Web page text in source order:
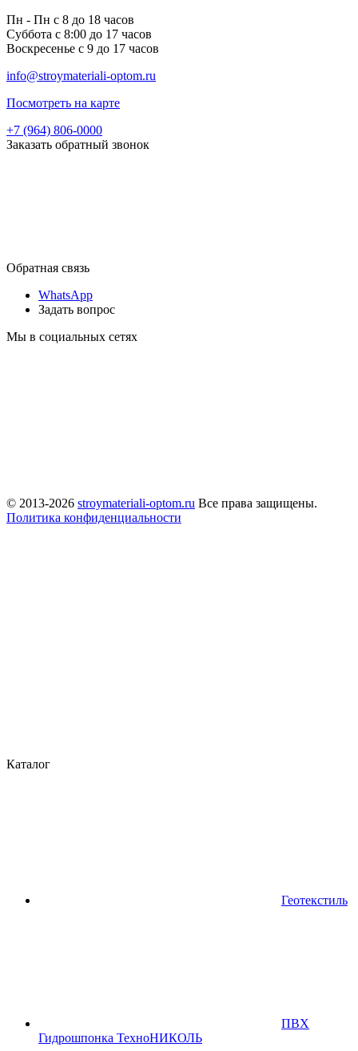
Пн - Пн с 8 до 18 часов
Суббота с 8:00 до 17 часов
Воскресенье с 9 до 17 часов
info@stroymateriali-optom.ru
Посмотреть на карте
+7 (964) 806-0000
Заказать обратный звонок
Обратная связь
WhatsApp
Задать вопрос
Мы в социальных сетях
© 2013-2026 stroymateriali-optom.ru Все права защищены.
Политика конфиденциальности
Каталог
Геотекстиль
ПВХ
Гидрошпонка ТехноНИКОЛЬ